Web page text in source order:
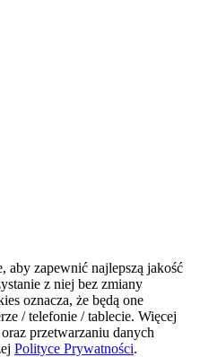
aby zapewnić najlepszą jakość
z niej bez zmiany
oznacza, że będą one
/ telefonie / tablecie. Więcej
przetwarzaniu danych
Polityce Prywatności.